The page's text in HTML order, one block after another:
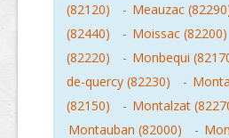
(82120)
- Meauzac
(82440)
- Moissac (82200)
(82220)
- Monbequi
de-quercy (82230)
-
(82150)
- Montalzat
Montauban (82000)
-